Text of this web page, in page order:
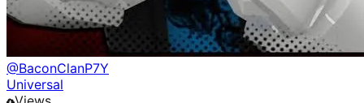
@BaconClanP7Y
Universal